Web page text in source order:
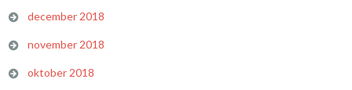
december 2018
november 2018
oktober 2018